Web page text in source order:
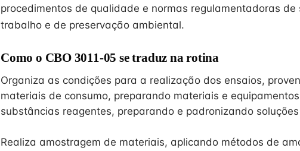
procedimentos de qualidade e normas regulamentadoras de
trabalho e de preservação ambiental.
Como o CBO 3011-05 se traduz na rotina
Organiza as condições para a realização dos ensaios,
materiais de consumo, preparando materiais e
substâncias reagentes, preparando e padronizando
Realiza amostragem de materiais, aplicando métodos de